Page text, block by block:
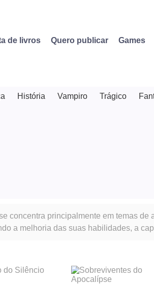
de livros Quero publicar Games
História Vampiro Trágico
concentra principalmente em temas
a melhoria das suas habilidades, a